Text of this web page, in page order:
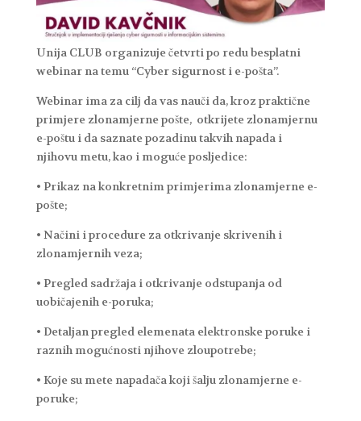
Unija CLUB organizuje četvrti po redu besplatni
webinar na temu “Cyber sigurnost i e-pošta”.
Webinar ima za cilj da vas nauči da, kroz praktične
primjere zlonamjerne pošte, otkrijete zlonamjernu
e-poštu i da saznate pozadinu takvih napada i
njihovu metu, kao i moguće posljedice:
• Prikaz na konkretnim primjerima zlonamjerne e-
pošte;
• Načini i procedure za otkrivanje skrivenih i
zlonamjernih veza;
• Pregled sadržaja i otkrivanje odstupanja od
uobičajenih e-poruka;
• Detaljan pregled elemenata elektronske poruke i
raznih mogućnosti njihove zloupotrebe;
• Koje su mete napadača koji šalju zlonamjerne e-
poruke;